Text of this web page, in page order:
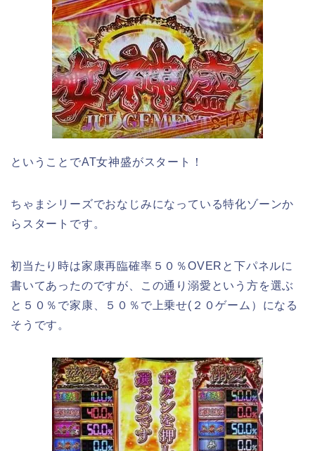
ということでAT女神盛がスタート！
ちゃまシリーズでおなじみになっている特化ゾーンか
らスタートです。
初当たり時は家康再臨確率５０％OVERと下パネルに
書いてあったのですが、この通り溺愛という方を選ぶ
と５０％で家康、５０％で上乗せ(２０ゲーム）になる
そうです。